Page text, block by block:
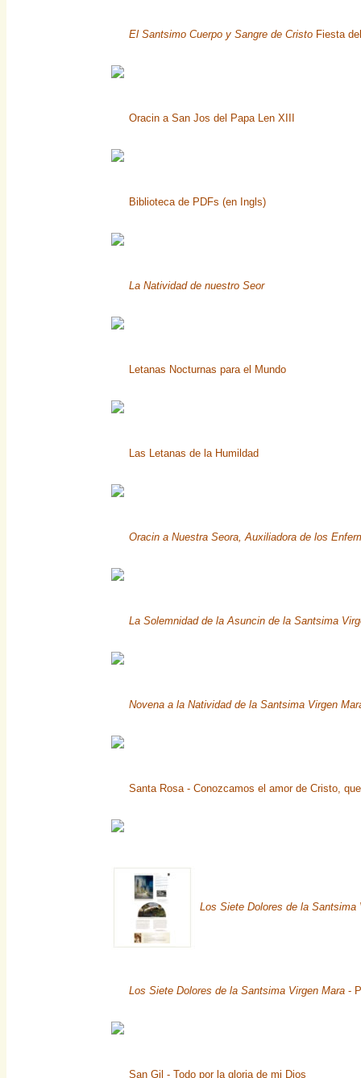
El Santsimo Cuerpo y Sangre de Cristo Fiesta
Oracin a San Jos del Papa Len XIII
Biblioteca de PDFs (en Ingls)
La Natividad de nuestro Seor
Letanas Nocturnas para el Mundo
Las Letanas de la Humildad
Oracin a Nuestra Seora, Auxiliadora de los
La Solemnidad de la Asuncin de la Santsima
Novena a la Natividad de la Santsima Virgen
Santa Rosa - Conozcamos el amor de Cristo,
Los Siete Dolores de la Santsima
Los Siete Dolores de la Santsima Virgen Mara -
San Gil - Todo por la gloria de mi Dios